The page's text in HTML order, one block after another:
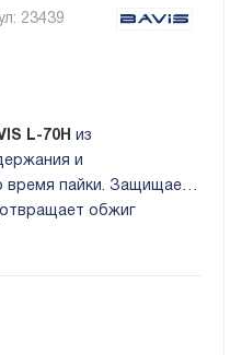
23439
L-70H из
и
время пайки. Защищает
обжиг
горелок.